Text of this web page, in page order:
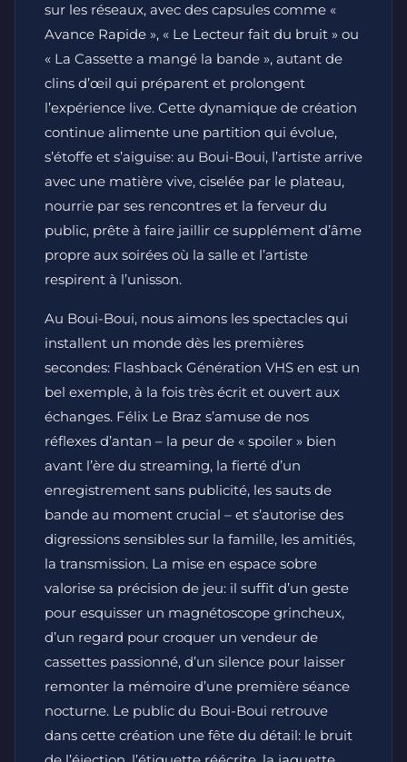
sur les réseaux, avec des capsules comme «
Avance Rapide », « Le Lecteur fait du bruit » ou
« La Cassette a mangé la bande », autant de
clins d’œil qui préparent et prolongent
l’expérience live. Cette dynamique de création
continue alimente une partition qui évolue,
s’étoffe et s’aiguise: au Boui-Boui, l’artiste arrive
avec une matière vive, ciselée par le plateau,
nourrie par ses rencontres et la ferveur du
public, prête à faire jaillir ce supplément d’âme
propre aux soirées où la salle et l’artiste
respirent à l’unisson.
Au Boui-Boui, nous aimons les spectacles qui
installent un monde dès les premières
secondes: Flashback Génération VHS en est un
bel exemple, à la fois très écrit et ouvert aux
échanges. Félix Le Braz s’amuse de nos
réflexes d’antan – la peur de « spoiler » bien
avant l’ère du streaming, la fierté d’un
enregistrement sans publicité, les sauts de
bande au moment crucial – et s’autorise des
digressions sensibles sur la famille, les amitiés,
la transmission. La mise en espace sobre
valorise sa précision de jeu: il suffit d’un geste
pour esquisser un magnétoscope grincheux,
d’un regard pour croquer un vendeur de
cassettes passionné, d’un silence pour laisser
remonter la mémoire d’une première séance
nocturne. Le public du Boui-Boui retrouve
dans cette création une fête du détail: le bruit